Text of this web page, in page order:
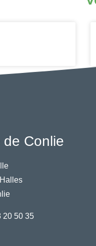
de Conlie
20 50 35